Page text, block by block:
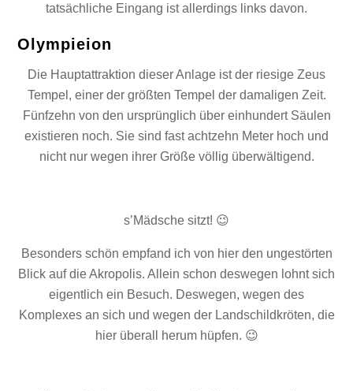
tatsächliche Eingang ist allerdings links davon.
Olympieion
Die Hauptattraktion dieser Anlage ist der riesige Zeus
Tempel, einer der größten Tempel der damaligen Zeit.
Fünfzehn von den ursprünglich über einhundert Säulen
existieren noch. Sie sind fast achtzehn Meter hoch und
nicht nur wegen ihrer Größe völlig überwältigend.
s’Mädsche sitzt! 😉
Besonders schön empfand ich von hier den ungestörten
Blick auf die Akropolis. Allein schon deswegen lohnt sich
eigentlich ein Besuch. Deswegen, wegen des
Komplexes an sich und wegen der Landschildkröten, die
hier überall herum hüpfen. 😉